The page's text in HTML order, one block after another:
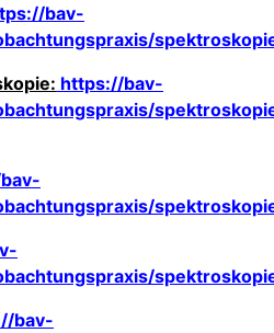
bav-
https://bav-
bav-